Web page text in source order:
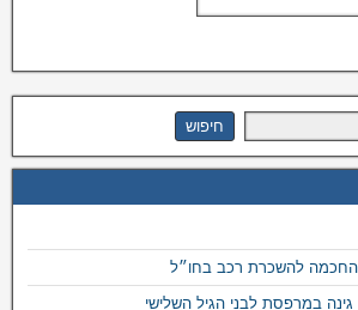
גינה במרפסת לבני הגיל השלישי